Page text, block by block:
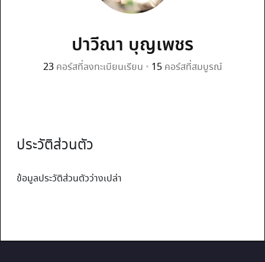
ปาวีณา บุญเพชร
23คอร์สที่ลงทะเบียนเรียน • 15คอร์สที่สมบูรณ์
ประวัติส่วนตัว
ข้อมูลประวัติส่วนตัวว่างเปล่า